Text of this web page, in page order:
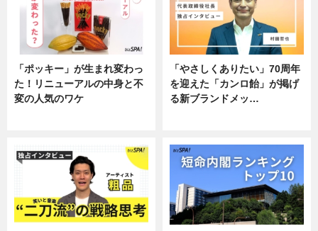
「ポッキー」が生まれ変わっ
た！リニューアルの中身と不
変の人気のワケ
「やさしくありたい」70周年
を迎えた「カンロ飴」が掲げ
る新ブランドメッ…